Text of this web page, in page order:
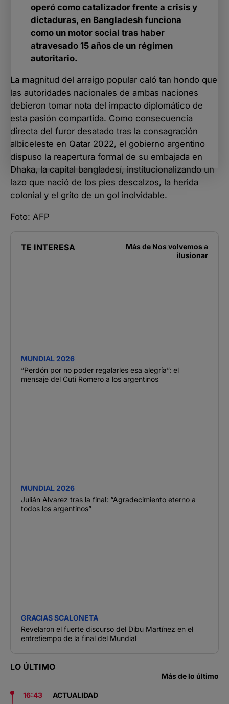
operó como catalizador frente a crisis y
dictaduras, en Bangladesh funciona
como un motor social tras haber
atravesado 15 años de un régimen
autoritario.
La magnitud del arraigo popular caló tan hondo que
las autoridades nacionales de ambas naciones
debieron tomar nota del impacto diplomático de
esta pasión compartida. Como consecuencia
directa del furor desatado tras la consagración
albiceleste en Qatar 2022, el gobierno argentino
dispuso la reapertura formal de su embajada en
Dhaka, la capital bangladesí, institucionalizando un
lazo que nació de los pies descalzos, la herida
colonial y el grito de un gol inolvidable.
Foto: AFP
TE INTERESA Más de Nos volvemos a
ilusionar
MUNDIAL 2026
“Perdón por no poder regalarles esa alegría”: el
mensaje del Cuti Romero a los argentinos
MUNDIAL 2026
Julián Alvarez tras la final: “Agradecimiento eterno a
todos los argentinos”
GRACIAS SCALONETA
Revelaron el fuerte discurso del Dibu Martínez en el
entretiempo de la final del Mundial
LO ÚLTIMO
Más de lo último
16:43
ACTUALIDAD